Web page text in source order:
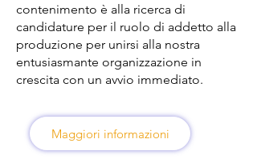
contenimento è alla ricerca di
candidature per il ruolo di addetto alla
produzione per unirsi alla nostra
entusiasmante organizzazione in
crescita con un avvio immediato.
Maggiori informazioni